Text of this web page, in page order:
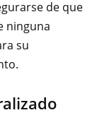
de que
ninguna
su